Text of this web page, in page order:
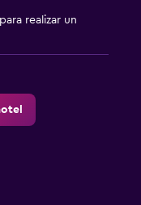
para realizar un